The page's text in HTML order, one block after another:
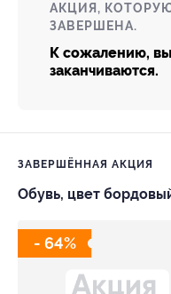
АКЦИЯ,
ЗАВЕРШЕНА.
К сожалению,
заканчиваются.
ЗАВЕРШЁННАЯ АКЦИЯ
Обувь, цвет
- 64%